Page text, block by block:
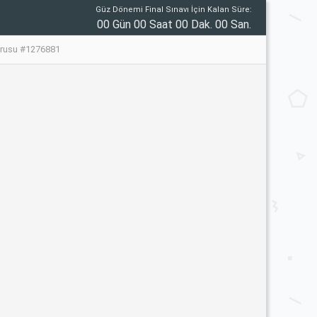
Güz Dönemi Final Sınavı İçin Kalan Süre:
00 Gün 00 Saat 00 Dak. 00 San.
#1276881